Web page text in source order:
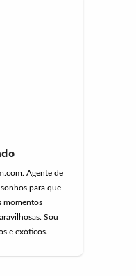
Agente de
para que
momentos
Sou
e exóticos.